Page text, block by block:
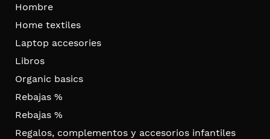
Hombre
Home textiles
Laptop accesories
Libros
Organic basics
Rebajas %
Rebajas %
Regalos, complementos y accesorios infantiles